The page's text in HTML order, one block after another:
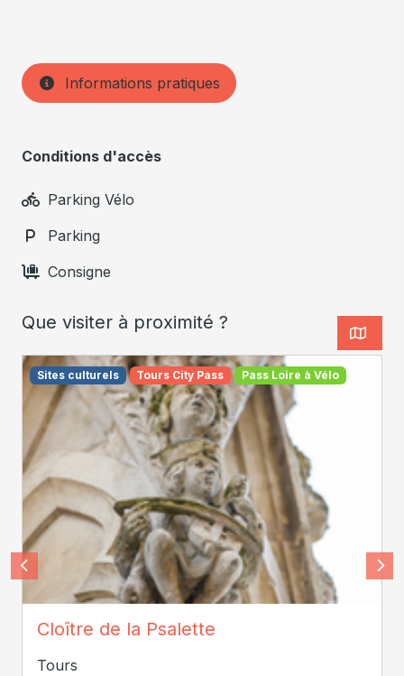
Informations pratiques
Conditions d'accès
Parking Vélo
Parking
Consigne
Que visiter à proximité ?
Sites culturels Tours City Pass Pass Loire à Vélo
Cloître de la Psalette
Tours